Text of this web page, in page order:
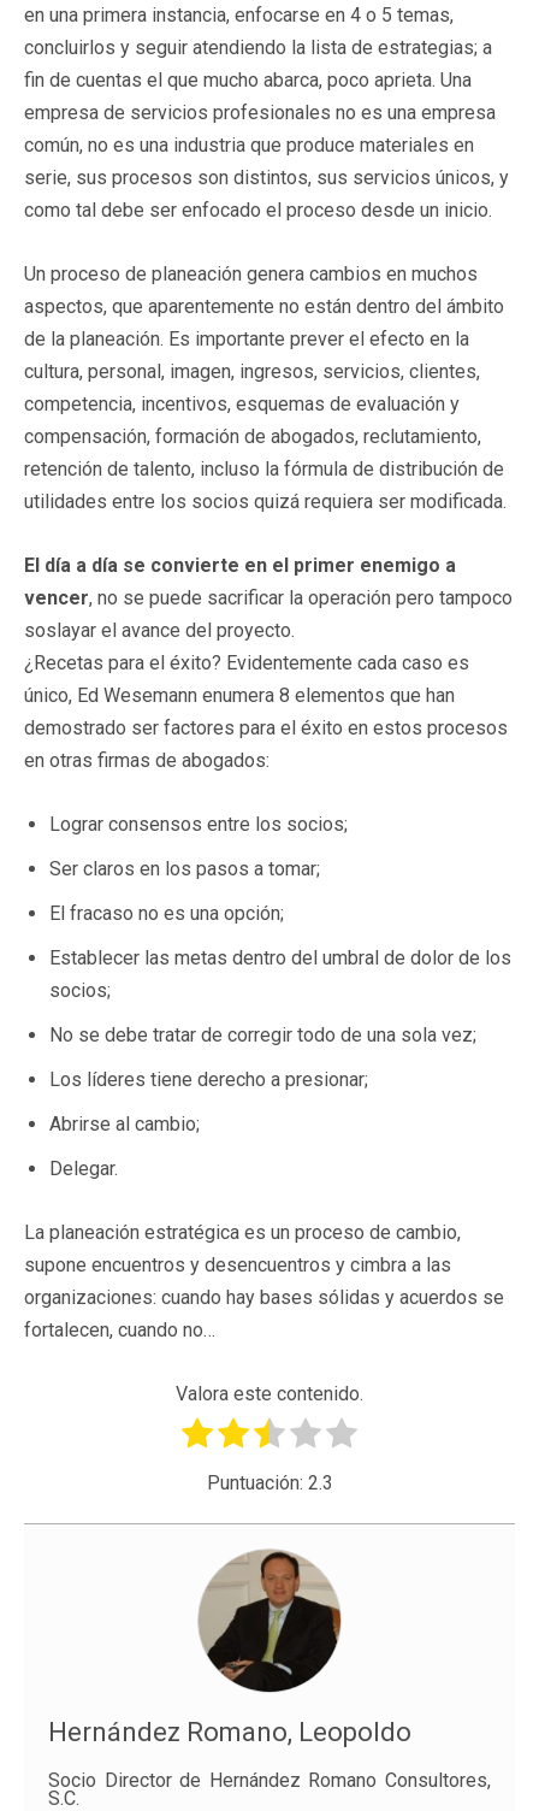
en una primera instancia, enfocarse en 4 o 5 temas,
concluirlos y seguir atendiendo la lista de estrategias; a
fin de cuentas el que mucho abarca, poco aprieta. Una
empresa de servicios profesionales no es una empresa
común, no es una industria que produce materiales en
serie, sus procesos son distintos, sus servicios únicos, y
como tal debe ser enfocado el proceso desde un inicio.
Un proceso de planeación genera cambios en muchos
aspectos, que aparentemente no están dentro del ámbito
de la planeación. Es importante prever el efecto en la
cultura, personal, imagen, ingresos, servicios, clientes,
competencia, incentivos, esquemas de evaluación y
compensación, formación de abogados, reclutamiento,
retención de talento, incluso la fórmula de distribución de
utilidades entre los socios quizá requiera ser modificada.
El día a día se convierte en el primer enemigo a
vencer, no se puede sacrificar la operación pero tampoco
soslayar el avance del proyecto.
¿Recetas para el éxito? Evidentemente cada caso es
único, Ed Wesemann enumera 8 elementos que han
demostrado ser factores para el éxito en estos procesos
en otras firmas de abogados:
Lograr consensos entre los socios;
Ser claros en los pasos a tomar;
El fracaso no es una opción;
Establecer las metas dentro del umbral de dolor de los
socios;
No se debe tratar de corregir todo de una sola vez;
Los líderes tiene derecho a presionar;
Abrirse al cambio;
Delegar.
La planeación estratégica es un proceso de cambio,
supone encuentros y desencuentros y cimbra a las
organizaciones: cuando hay bases sólidas y acuerdos se
fortalecen, cuando no…
Valora este contenido.
Puntuación: 2.3
Hernández Romano, Leopoldo
Socio Director de Hernández Romano Consultores,
S.C.